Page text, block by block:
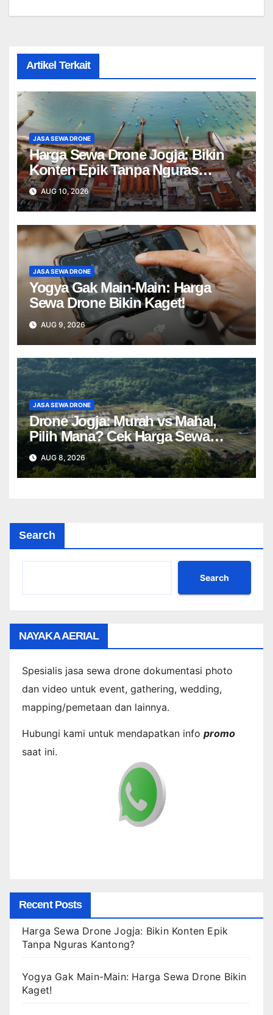
Artikel Terkait
JASA SEWA DRONE
Harga Sewa Drone Jogja: Bikin
Konten Epik Tanpa Nguras
Kantong?
AUG 10, 2026
JASA SEWA DRONE
Yogya Gak Main-Main: Harga
Sewa Drone Bikin Kaget!
AUG 9, 2026
JASA SEWA DRONE
Drone Jogja: Murah vs Mahal,
Pilih Mana? Cek Harga Sewa
Drone Yogyakarta!
AUG 8, 2026
Search
Search
NAYAKA AERIAL
Spesialis jasa sewa drone dokumentasi photo
dan video untuk event, gathering, wedding,
mapping/pemetaan dan lainnya.
Hubungi kami untuk mendapatkan info promo
saat ini.
Recent Posts
Harga Sewa Drone Jogja: Bikin Konten Epik
Tanpa Nguras Kantong?
Yogya Gak Main-Main: Harga Sewa Drone Bikin
Kaget!